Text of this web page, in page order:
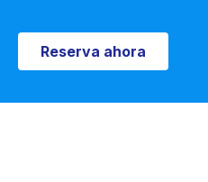
Reserva ahora
Reserva ahora